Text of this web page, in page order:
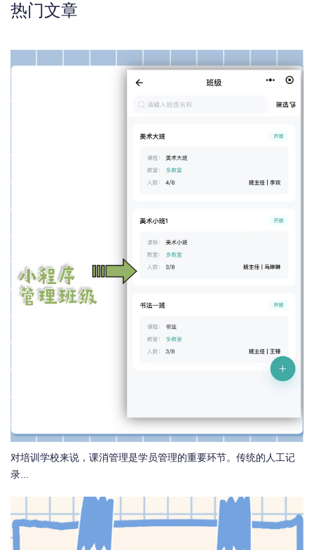
热门文章
对培训学校来说，课消管理是学员管理的重要环节。传统的人工记
录...